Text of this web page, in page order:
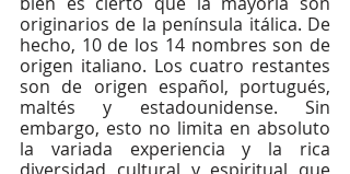
originarios de la península itálica. De
hecho, 10 de los 14 nombres son de
origen italiano. Los cuatro restantes
son de origen español, portugués,
maltés y estadounidense. Sin
embargo, esto no limita en absoluto
la variada experiencia y la rica